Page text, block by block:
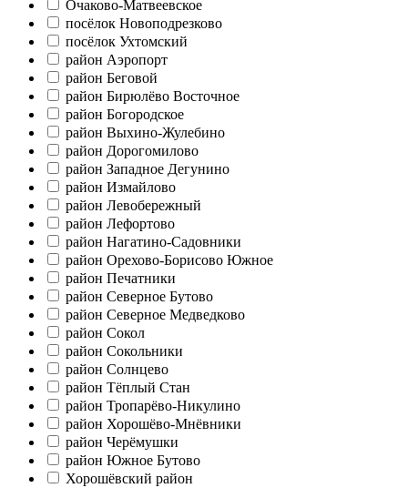
Очаково-Матвеевское
посёлок Новоподрезково
посёлок Ухтомский
район Аэропорт
район Беговой
район Бирюлёво Восточное
район Богородское
район Выхино-Жулебино
район Дорогомилово
район Западное Дегунино
район Измайлово
район Левобережный
район Лефортово
район Нагатино-Садовники
район Орехово-Борисово Южное
район Печатники
район Северное Бутово
район Северное Медведково
район Сокол
район Сокольники
район Солнцево
район Тёплый Стан
район Тропарёво-Никулино
район Хорошёво-Мнёвники
район Черёмушки
район Южное Бутово
Хорошёвский район